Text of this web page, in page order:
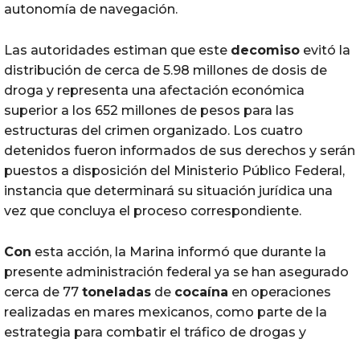
autonomía de navegación.
Las autoridades estiman que este decomiso evitó la
distribución de cerca de 5.98 millones de dosis de
droga y representa una afectación económica
superior a los 652 millones de pesos para las
estructuras del crimen organizado. Los cuatro
detenidos fueron informados de sus derechos y serán
puestos a disposición del Ministerio Público Federal,
instancia que determinará su situación jurídica una
vez que concluya el proceso correspondiente.
Con esta acción, la Marina informó que durante la
presente administración federal ya se han asegurado
cerca de 77 toneladas de cocaína en operaciones
realizadas en mares mexicanos, como parte de la
estrategia para combatir el tráfico de drogas y